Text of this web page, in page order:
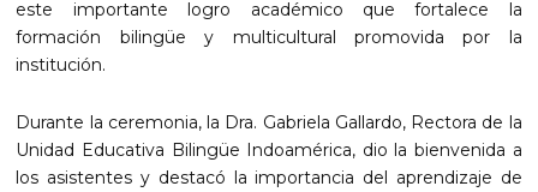
este importante logro académico que fortalece la
formación bilingüe y multicultural promovida por la
institución.
Durante la ceremonia, la Dra. Gabriela Gallardo, Rectora de la
Unidad Educativa Bilingüe Indoamérica, dio la bienvenida a
los asistentes y destacó la importancia del aprendizaje de